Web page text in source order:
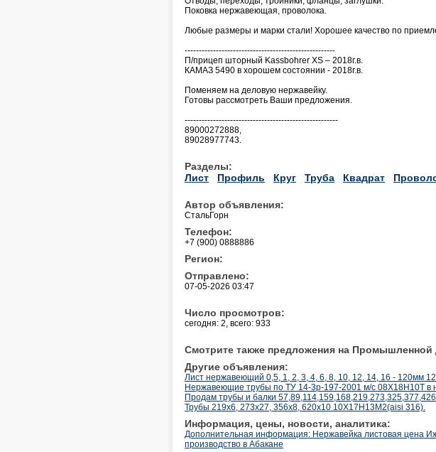
Поковка нержавеющая, проволока.
Любые размеры и марки стали! Хорошее качество по
-----------------------------------------------------
П/прицеп шторный Kassbohrer XS – 2018г.в.
КАМАЗ 5490 в хорошем состоянии - 2018г.в.
Поменяем на деловую нержавейку.
Готовы рассмотреть Ваши предложения.
------------------------------------------------------
89000272888,
89028977743.
Разделы:
Лист
Профиль Круг Труба Квадрат
Автор объявления:
СтальГорн
Телефон:
+7 (900) 0888886
Регион:
Отправлено:
07-05-2026 03:47
Число просмотров:
сегодня: 2, всего: 933
Смотрите также предложения на
Другие объявления:
Лист нержавеющий 0,5, 1, 2, 3, 4, 6, 8, 10, 12, 14, 16 - 120мм
Нержавеющие трубы по ТУ 14-3р-197-2001 м/с 08Х18Н10Т в
Продам трубы и балки
Трубы 219х6, 273х27, 356х8, 620х10 10Х17Н13М2(aisi 316).
Информация, цены, новости, аналитика:
Дополнительная информация: Нержавейка листовая цена
производство в Абакане